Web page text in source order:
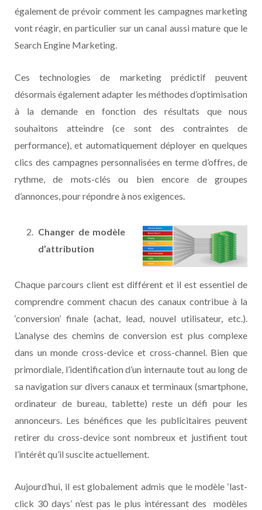
également de prévoir comment les campagnes marketing
vont réagir, en particulier sur un canal aussi mature que le
Search Engine Marketing.
Ces technologies de marketing prédictif peuvent
désormais également adapter les méthodes d’optimisation
à la demande en fonction des résultats que nous
souhaitons atteindre (ce sont des contraintes de
performance), et automatiquement déployer en quelques
clics des campagnes personnalisées en terme d’offres, de
rythme, de mots-clés ou bien encore de groupes
d’annonces, pour répondre à nos exigences.
Changer de modèle
d’attribution
Chaque parcours client est différent et il est essentiel de
comprendre comment chacun des canaux contribue à la
‘conversion’ finale (achat, lead, nouvel utilisateur, etc.).
L’analyse des chemins de conversion est plus complexe
dans un monde cross-device et cross-channel. Bien que
primordiale, l’identification d’un internaute tout au long de
sa navigation sur divers canaux et terminaux (smartphone,
ordinateur de bureau, tablette) reste un défi pour les
annonceurs. Les bénéfices que les publicitaires peuvent
retirer du cross-device sont nombreux et justifient tout
l’intérêt qu’il suscite actuellement.
Aujourd’hui, il est globalement admis que le modèle ‘last-
click 30 days’ n’est pas le plus intéressant des modèles